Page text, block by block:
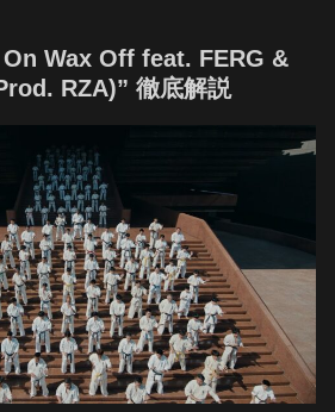
Wax Off feat. FERG &
RZA)” 徹底解説